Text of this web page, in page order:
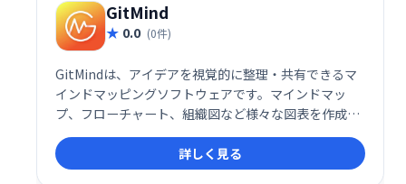
GitMind
0.0 (0件)
GitMindは、アイデアを視覚的に整理・共有できるマ
インドマッピングソフトウェアです。マインドマッ
プ、フローチャート、組織図など様々な図表を作成で
き、思考の整理やチームでのブレインストーミングに
最適
詳しく見る